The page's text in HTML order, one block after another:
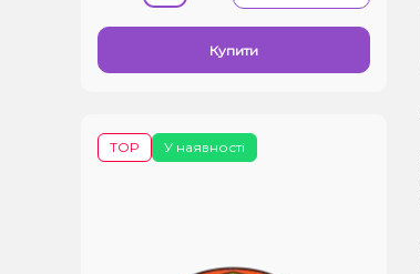
Купити
У наявності
TOP